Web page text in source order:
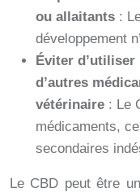
ou allaitants :
développement
Éviter d’utiliser
d’autres
vétérinaire : Le
médicaments,
secondaires
Le CBD peut être